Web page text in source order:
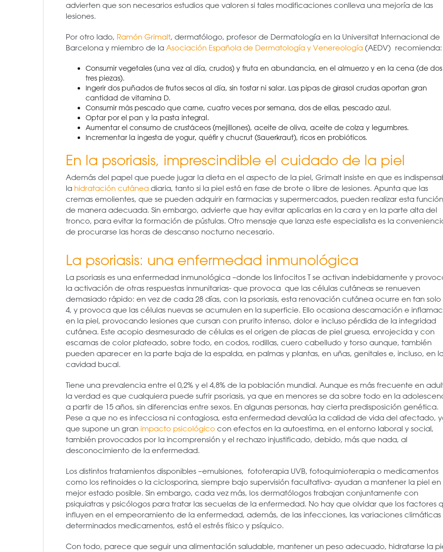
advierten que son necesarios estudios que valoren si tales modificaciones conlleva una mejoría de las
lesiones.
Por otro lado, Ramón Grimalt, dermatólogo, profesor de Dermatología en la Universitat Internacional de
Barcelona y miembro de la Asociación Española de Dermatología y Venereología (AEDV) recomienda:
Consumir vegetales (una vez al día, crudos) y fruta en abundancia, en el almuerzo y en la cena (de
tres piezas).
Ingerir dos puñados de frutos secos al día, sin tostar ni salar. Las pipas de girasol crudas aportan gran
cantidad de vitamina D.
Consumir más pescado que carne, cuatro veces por semana, dos de ellas, pescado azul.
Optar por el pan y la pasta integral.
Aumentar el consumo de crustáceos (mejillones), aceite de oliva, aceite de colza y legumbres.
Incrementar la ingesta de yogur, quéfir y chucrut (Sauerkraut), ricos en probióticos.
En la psoriasis, imprescindible el cuidado de la piel
Además del papel que puede jugar la dieta en el aspecto de la piel, Grimalt insiste en que es
la hidratación cutánea diaria, tanto si la piel está en fase de brote o libre de lesiones. Apunta que las
cremas emolientes, que se pueden adquirir en farmacias y supermercados, pueden realizar esta función
de manera adecuada. Sin embargo, advierte que hay evitar aplicarlas en la cara y en la parte alta del
tronco, para evitar la formación de pústulas. Otro mensaje que lanza este especialista es la
de procurarse las horas de descanso nocturno necesario.
La psoriasis: una enfermedad inmunológica
La psoriasis es una enfermedad inmunológica –donde los linfocitos T se activan indebidamente y
la activación de otras respuestas inmunitarias- que provoca que las células cutáneas se renueven
demasiado rápido: en vez de cada 28 días, con la psoriasis, esta renovación cutánea ocurre en tan solo
4, y provoca que las células nuevas se acumulen en la superficie. Ello ocasiona descamación e
en la piel, provocando lesiones que cursan con prurito intenso, dolor e incluso pérdida de la integridad
cutánea. Este acopio desmesurado de células es el origen de placas de piel gruesa, enrojecida y con
escamas de color plateado, sobre todo, en codos, rodillas, cuero cabelludo y torso aunque, también
pueden aparecer en la parte baja de la espalda, en palmas y plantas, en uñas, genitales e, incluso, en
cavidad bucal.
Tiene una prevalencia entre el 0,2% y el 4,8% de la población mundial. Aunque es más frecuente en
la verdad es que cualquiera puede sufrir psoriasis, ya que en menores se da sobre todo en la
a partir de 15 años, sin diferencias entre sexos. En algunas personas, hay cierta predisposición genética.
Pese a que no es infecciosa ni contagiosa, esta enfermedad devalúa la calidad de vida del afectado,
que supone un gran impacto psicológico con efectos en la autoestima, en el entorno laboral y social,
también provocados por la incomprensión y el rechazo injustificado, debido, más que nada, al
desconocimiento de la enfermedad.
Los distintos tratamientos disponibles –emulsiones, fototerapia UVB, fotoquimioterapia o medicamentos
como los retinoides o la ciclosporina, siempre bajo supervisión facultativa- ayudan a mantener la piel en
mejor estado posible. Sin embargo, cada vez más, los dermatólogos trabajan conjuntamente con
psiquiatras y psicólogos para tratar las secuelas de la enfermedad. No hay que olvidar que los factores
influyen en el empeoramiento de la enfermedad, además, de las infecciones, las variaciones climáticas
determinados medicamentos, está el estrés físico y psíquico.
Con todo, parece que seguir una alimentación saludable, mantener un peso adecuado, hidratarse la